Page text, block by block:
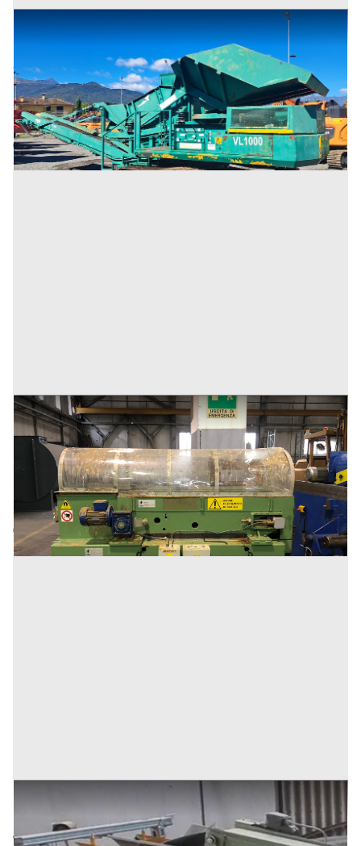
Vaglio Viceconti VL1000
Inserito il: 13/04/2026
Bagnolo Piemonte (Cuneo)
Annuncio scaduto
35.000 €
Codice annuncio:1330540139
DEFERIZZATORE
Inserito il: 12/09/2025
Milano (Milano)
Annuncio scaduto
Prezzo
10.000 €
Codice annuncio:916178181
Tavola densometrica
4.500 €